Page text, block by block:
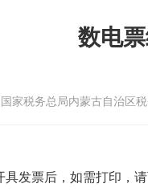
数电
国家税务总局内蒙古自治区
发票后，如需打印，